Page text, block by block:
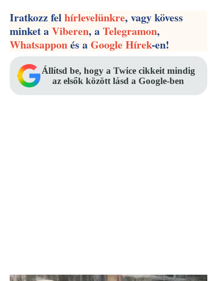
Iratkozz felhírlevelünkre, vagy kövess
minket aViberen, aTelegramon,
Whatsapponés aGoogle Hírek-en!
Állítsd be, hogy a Twice cikkeit mindig
az elsők között lásd a Google-ben